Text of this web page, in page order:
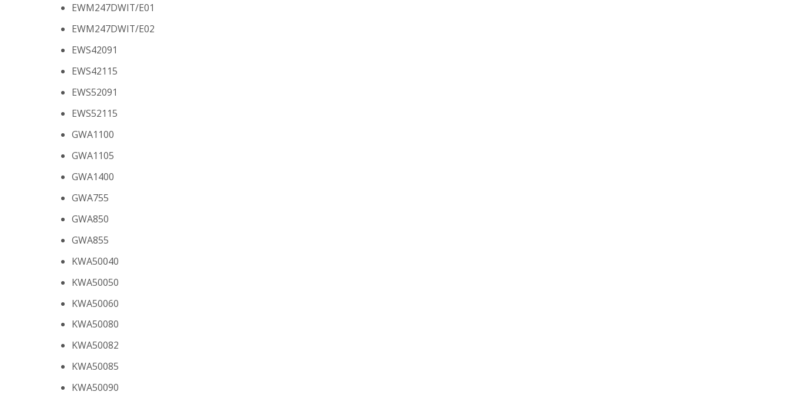
EWM247DWIT/E01
EWM247DWIT/E02
EWS42091
EWS42115
EWS52091
EWS52115
GWA1100
GWA1105
GWA1400
GWA755
GWA850
GWA855
KWA50040
KWA50050
KWA50060
KWA50080
KWA50082
KWA50085
KWA50090